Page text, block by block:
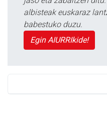
albisteak euskaraz
babestuko duzu.
Egin AIURRIkide!